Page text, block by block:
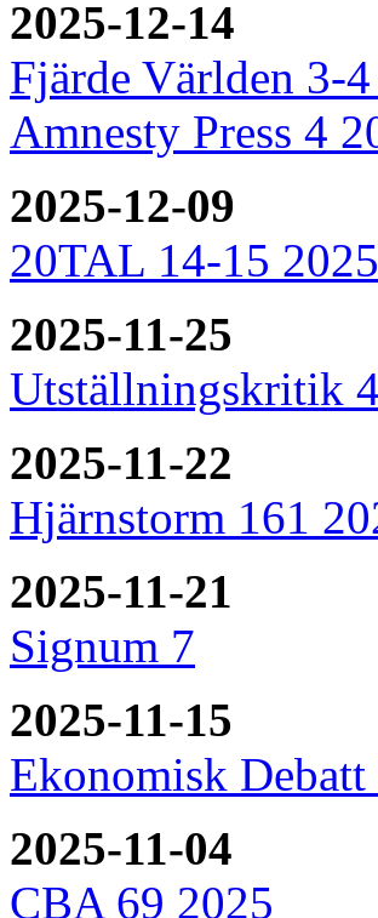
2025-12-14
Fjärde Världen 3-
Amnesty Press 4
2025-12-09
20TAL 14-15 2025
2025-11-25
Utställningskritik
2025-11-22
Hjärnstorm 161
2025-11-21
Signum 7
2025-11-15
Ekonomisk Debatt
2025-11-04
CBA 69 2025